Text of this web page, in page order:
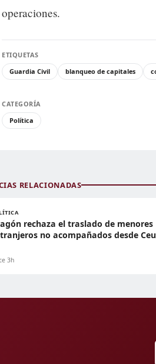
operaciones.
ETIQUETAS
Guardia Civil
blanqueo de capitales
CATEGORÍA
Política
RELACIONADAS
rechaza el traslado de menores
no acompañados desde
3h